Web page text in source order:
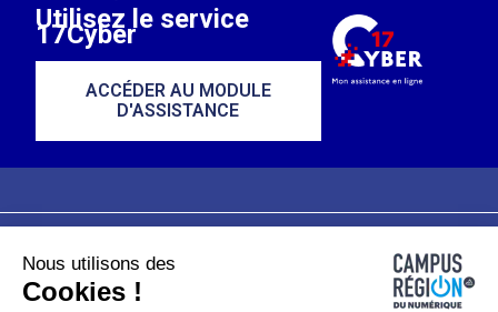
Utilisez le service
17Cyber
ACCÉDER AU MODULE
D'ASSISTANCE
Plan du site
Nous utilisons des
Cookies !